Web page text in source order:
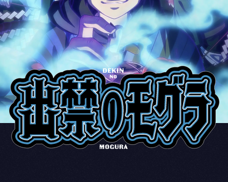
ムービー
主題歌
Blu-ray
原作情報
SHARE